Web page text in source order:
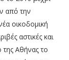
από την
οικοδοµική
αστικές και
της Αθήνας το